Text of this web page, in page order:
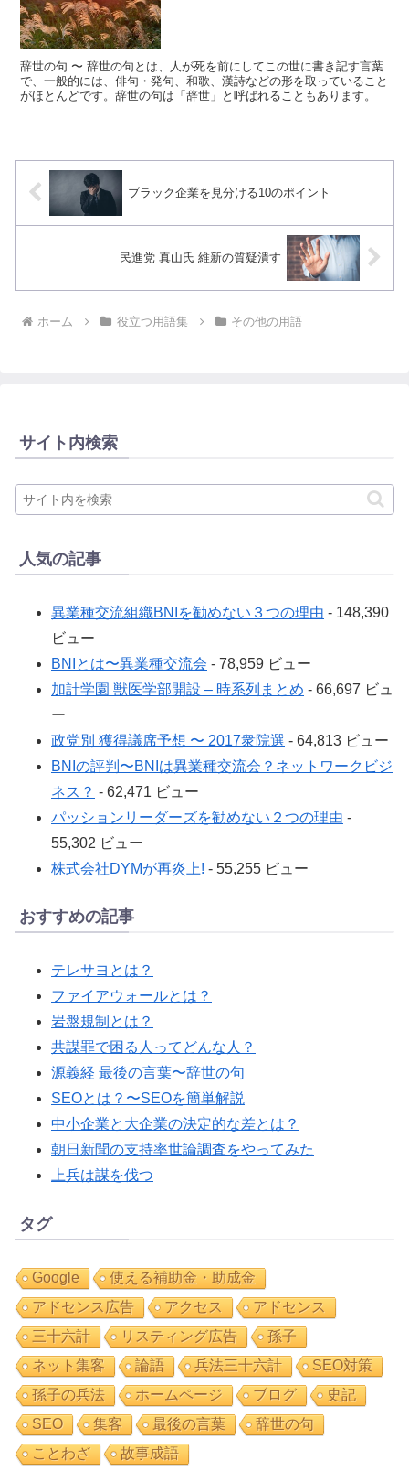
辞世の句 〜 辞世の句とは、人が死を前にしてこの世に書き記す言葉
で、一般的には、俳句・発句、和歌、漢詩などの形を取っていること
がほとんどです。辞世の句は「辞世」と呼ばれることもあります。
ブラック企業を見分ける10のポイント
民進党 真山氏 維新の質疑潰す
ホーム 役立つ用語集 その他の用語
サイト内検索
人気の記事
異業種交流組織BNIを勧めない３つの理由 - 148,390
ビュー
BNIとは〜異業種交流会 - 78,959 ビュー
加計学園 獣医学部開設 – 時系列まとめ - 66,697 ビュ
ー
政党別 獲得議席予想 〜 2017衆院選 - 64,813 ビュー
BNIの評判〜BNIは異業種交流会？ネットワークビジ
ネス？ - 62,471 ビュー
パッションリーダーズを勧めない２つの理由 -
55,302 ビュー
株式会社DYMが再炎上! - 55,255 ビュー
おすすめの記事
テレサヨとは？
ファイアウォールとは？
岩盤規制とは？
共謀罪で困る人ってどんな人？
源義経 最後の言葉〜辞世の句
SEOとは？〜SEOを簡単解説
中小企業と大企業の決定的な差とは？
朝日新聞の支持率世論調査をやってみた
上兵は謀を伐つ
タグ
Google
使える補助金・助成金
アドセンス広告
アクセス
アドセンス
三十六計
リスティング広告
孫子
ネット集客
論語 兵法三十六計
SEO対策
孫子の兵法
ホームページ ブログ
史記
SEO
集客 最後の言葉
辞世の句
ことわざ
故事成語